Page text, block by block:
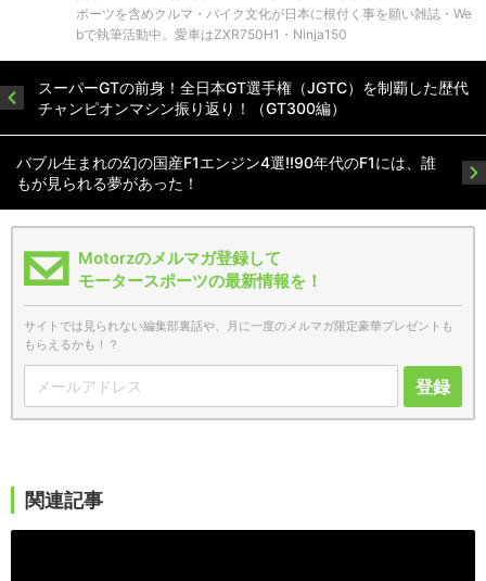
ポーツを含めクルマ・バイク文化が日本に根付く事を願い雑誌・We
bで執筆活動中。愛車はZXR750H1・Ninja150
スーパーGTの前身！全日本GT選手権（JGTC）を制覇した歴代
チャンピオンマシン振り返り！（GT300編）
バブル生まれの幻の国産F1エンジン4選!!90年代のF1には、誰
もが見られる夢があった！
Motorzのメルマガ登録して
モータースポーツの最新情報を！
サイトでは見られない編集部裏話や、月に一度のメルマガ限定豪華プレゼントも
もらえるかも！？
登録
関連記事